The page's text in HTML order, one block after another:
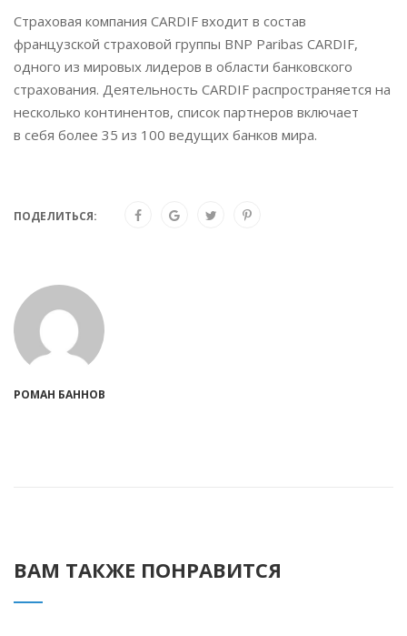
Страховая компания CARDIF входит в состав
французской страховой группы BNP Paribas CARDIF,
одного из мировых лидеров в области банковского
страхования. Деятельность CARDIF распространяется на
несколько континентов, список партнеров включает
в себя более 35 из 100 ведущих банков мира.
ПОДЕЛИТЬСЯ:
РОМАН БАННОВ
ВАМ ТАКЖЕ ПОНРАВИТСЯ